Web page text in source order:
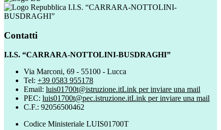
I.I.S. “CARRARA-NOTTOLINI-
BUSDRAGHI”
Contatti
I.I.S. “CARRARA-NOTTOLINI-BUSDRAGHI”
Via Marconi, 69 - 55100 - Lucca
Tel: +39 0583 955178
Email: luis01700t@istruzione.itLink per inviare una mail
PEC: luis01700t@pec.istruzione.itLink per inviare una mail
C.F.: 92056500462
Codice Ministeriale LUIS01700T